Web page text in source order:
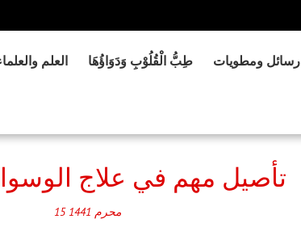
العلم طِبُّ الْقُلُوْبِ وَدَوَاؤُهَا رسائل ومطويات
تأصيل مهم في علاج
15 محرم 1441